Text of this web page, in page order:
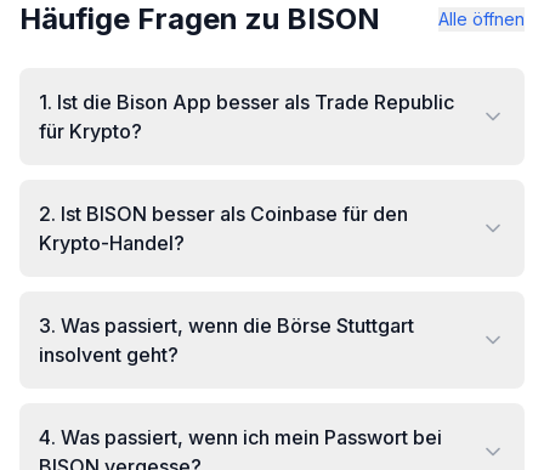
Häufige Fragen zu BISON Alle öffnen
1. Ist die Bison App besser als Trade Republic
für Krypto?
2. Ist BISON besser als Coinbase für den
Krypto-Handel?
3. Was passiert, wenn die Börse Stuttgart
insolvent geht?
4. Was passiert, wenn ich mein Passwort bei